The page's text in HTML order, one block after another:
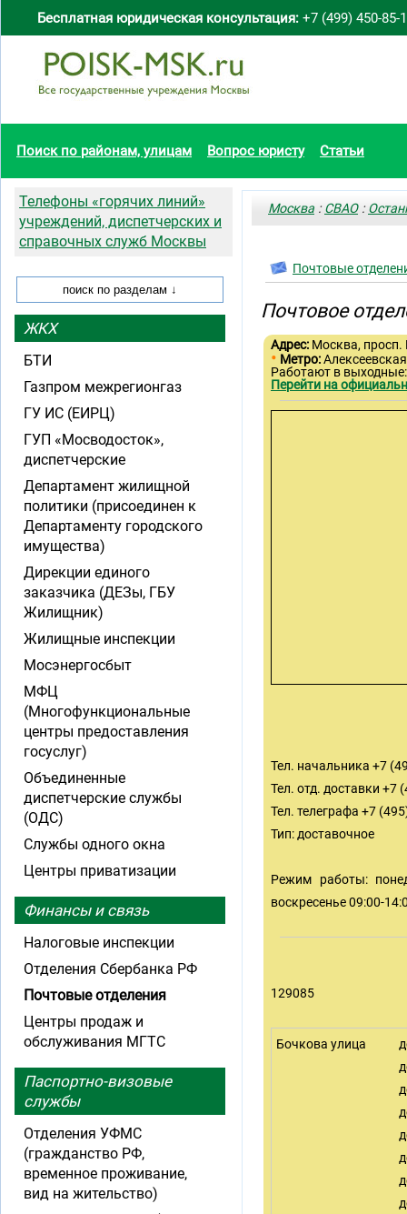
Бесплатная юридическая консультация: +7 (499) 450-85-
Поиск по районам, улицам Вопрос юристу Статьи
Москва :СВАО:
Почтовые
Почтовое
Адрес: Москва, просп.
• Метро:
Работают в
Перейти на
Тел. начальника +7
Тел. отд. доставки +7
Тел. телеграфа +7
Тип: доставочное
Режим работы:
воскресенье 09:00-
129085
Бочкова улица
Телефоны «горячих линий»
учреждений, диспетчерских и
справочных служб Москвы
ЖКХ
БТИ
Газпром межрегионгаз
ГУ ИС (ЕИРЦ)
ГУП «Мосводосток»,
диспетчерские
Департамент жилищной
политики (присоединен к
Департаменту городского
имущества)
Дирекции единого
заказчика (ДЕЗы, ГБУ
Жилищник)
Жилищные инспекции
Мосэнергосбыт
МФЦ
(Многофункциональные
центры предоставления
госуслуг)
Объединенные
диспетчерские службы
(ОДС)
Службы одного окна
Центры приватизации
Финансы и связь
Налоговые инспекции
Отделения Сбербанка РФ
Почтовые отделения
Центры продаж и
обслуживания МГТС
Паспортно-визовые
службы
Отделения УФМС
(гражданство РФ,
временное проживание,
вид на жительство)